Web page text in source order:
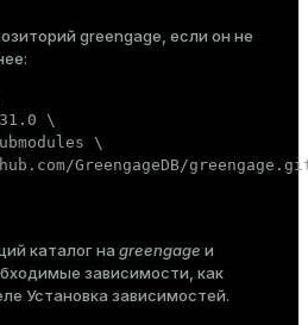
greengage , если он не
\
\
GreengageDB/
каталог на greengage и
зависимости, как
Установка зависимостей.